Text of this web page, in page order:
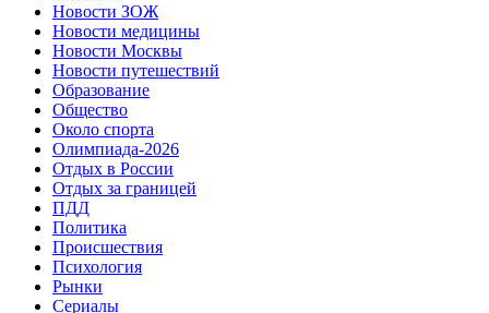
Новости ЗОЖ
Новости медицины
Новости Москвы
Новости путешествий
Образование
Общество
Около спорта
Олимпиада-2026
Отдых в России
Отдых за границей
ПДД
Политика
Происшествия
Психология
Рынки
Сериалы